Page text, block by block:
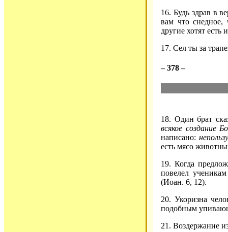
16. Будь здрав в
вам что снедное,
другие хотят есть
17. Сел ты за
– 378 –
18. Один брат
всякое
написано:
есть мясо
19. Когда
повелел
(Иоан. 6, 12).
20. Укоризна
подобным
21. Воздержание